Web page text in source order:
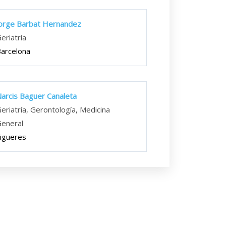
Barbat Hernandez
Baguer Canaleta
Gerontología, Medicina